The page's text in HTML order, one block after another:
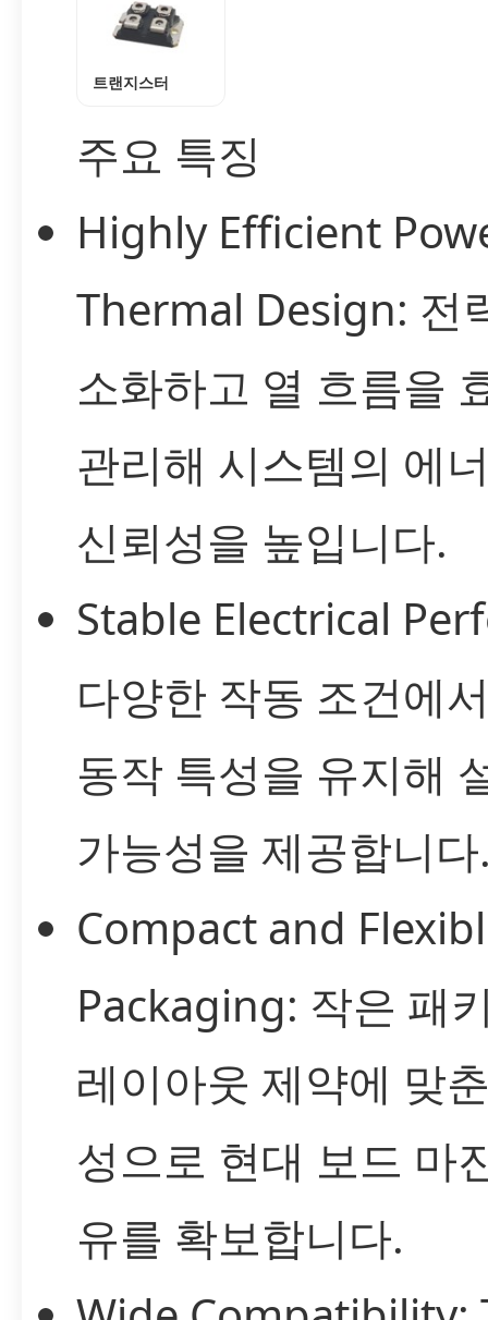
트랜지스터
주요 특징
Highly Efficient
Thermal Design: 전
소화하고 열 흐름을
관리해 시스템의 에
신뢰성을 높입니다.
Stable Electrical
다양한 작동 조건에
동작 특성을 유지해
가능성을 제공합니
Compact and
Packaging: 작은 패
레이아웃 제약에 맞
성으로 현대 보드 마
유를 확보합니다.